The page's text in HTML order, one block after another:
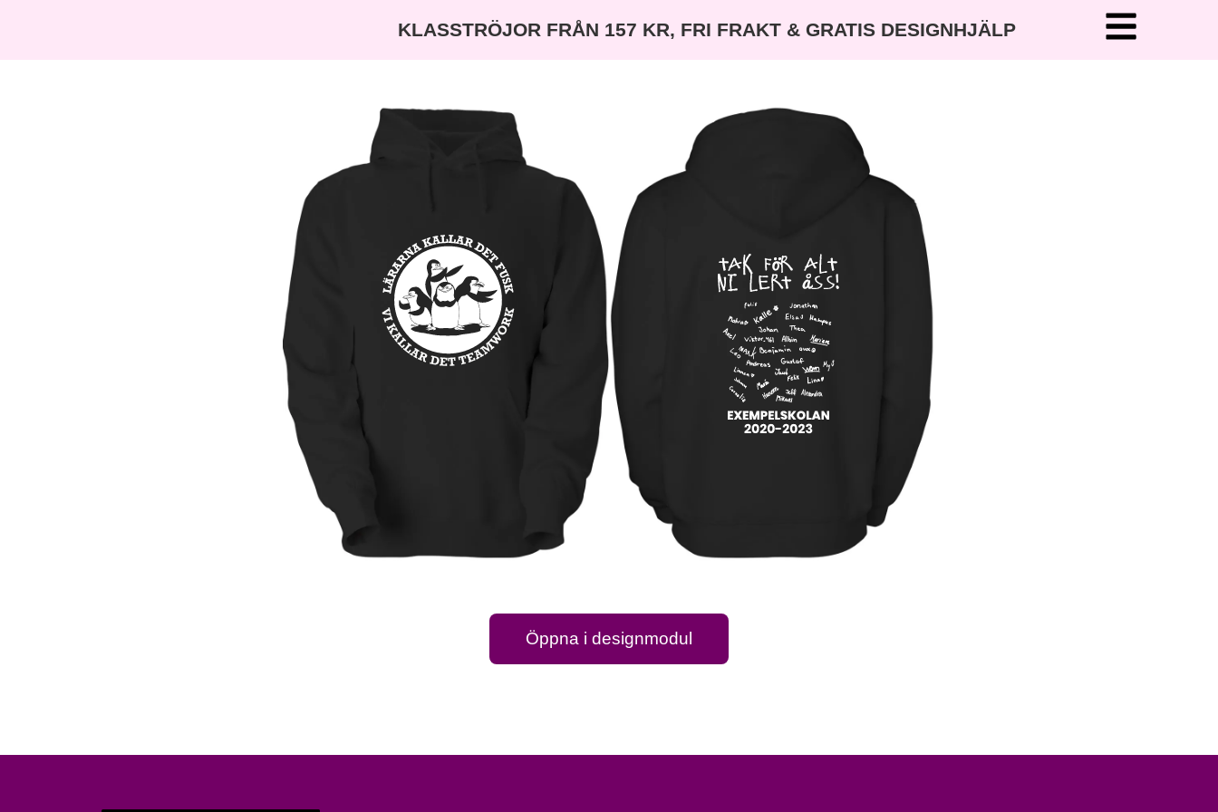
KLASSTRÖJOR FRÅN 157 KR, FRI FRAKT & GRATIS DESIGNHJÄLP
Öppna i designmodul